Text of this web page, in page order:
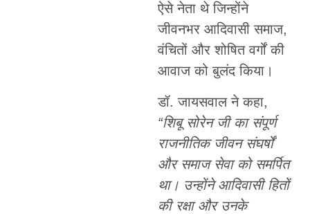
ऐसे नेता थे जिन्होंने
जीवनभर आदिवासी समाज,
वंचितों और शोषित वर्गों की
आवाज को बुलंद किया।
डॉ. जायसवाल ने कहा,
“शिबू सोरेन जी का संपूर्ण
राजनीतिक जीवन संघर्षों
और समाज सेवा को समर्पित
था। उन्होंने आदिवासी हितों
की रक्षा और उनके